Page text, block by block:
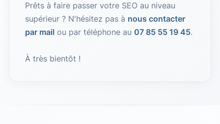
Prêts à faire passer votre SEO au niveau
supérieur ? N'hésitez pas à nous contacter
par mail ou par téléphone au 07 85 55 19 45.
À très bientôt !